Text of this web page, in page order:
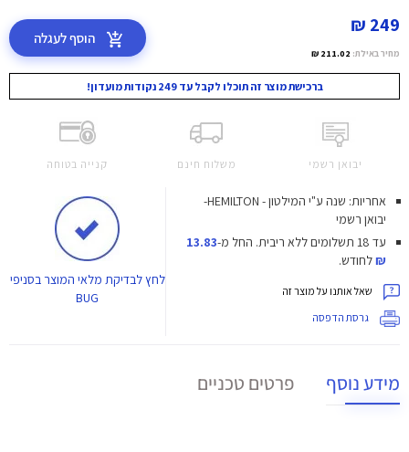
249 ₪
מחיר באילת: 211.02 ₪
הוסף לעגלה
ברכישת מוצר זה תוכלו לקבל עד 249 נקודות מועדון!
יבואן רשמי משלוח חינם קנייה בטוחה
אחריות: שנה ע"י המילטון - HEMILTON-
יבואן רשמי
עד 18 תשלומים ללא ריבית.
החל מ-13.83
₪לחודש.
שאל אותנו על מוצר זה
גרסת הדפסה
לחץלבדיקת מלאי המוצר בסניפי
BUG
מידע נוסף פרטים טכניים